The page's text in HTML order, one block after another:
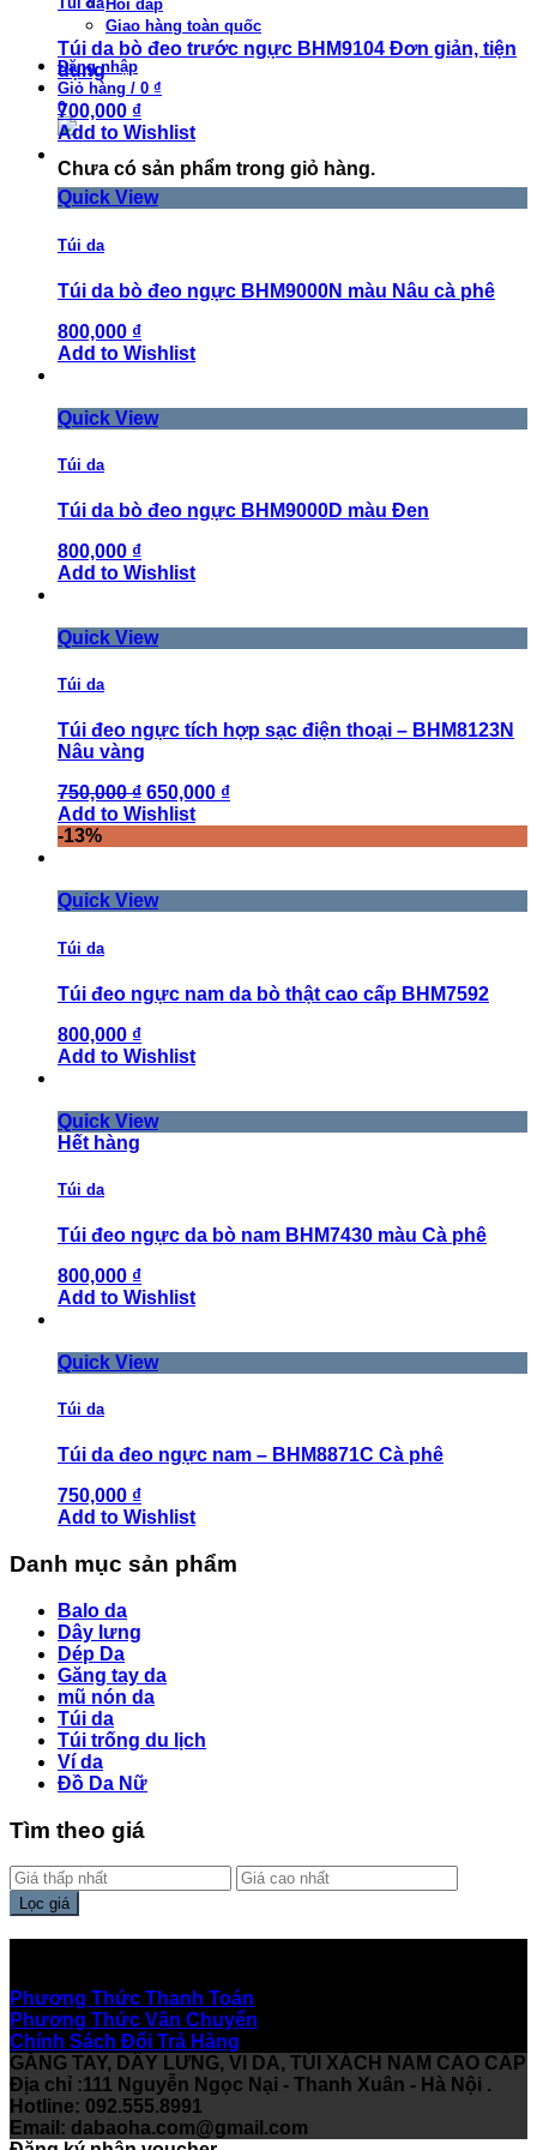
Hỏi đáp
Giao hàng toàn quốc
Đăng nhập
Giỏ hàng / 0 ₫
0
Chưa có sản phẩm trong giỏ hàng.
Túi da bò đeo trước ngực BHM9104 Đơn giản, tiện
dụng
700,000 ₫
Add to Wishlist
Quick View
Túi da
Túi da bò đeo ngực BHM9000N màu Nâu cà phê
800,000 ₫
Add to Wishlist
Quick View
Túi da
Túi da bò đeo ngực BHM9000D màu Đen
800,000 ₫
Add to Wishlist
Quick View
Túi da
Túi đeo ngực tích hợp sạc điện thoại – BHM8123N
Nâu vàng
750,000 ₫ 650,000 ₫
Add to Wishlist
-13%
Quick View
Túi da
Túi đeo ngực nam da bò thật cao cấp BHM7592
800,000 ₫
Add to Wishlist
Quick View
Hết hàng
Túi da
Túi đeo ngực da bò nam BHM7430 màu Cà phê
800,000 ₫
Add to Wishlist
Quick View
Túi da
Túi da đeo ngực nam – BHM8871C Cà phê
750,000 ₫
Add to Wishlist
Danh mục sản phẩm
Balo da
Dây lưng
Dép Da
Găng tay da
mũ nón da
Túi da
Túi trống du lịch
Ví da
Đồ Da Nữ
Tìm theo giá
Lọc giá
Phương Thức Thanh Toán
Phương Thức Vận Chuyển
Chính Sách Đổi Trả Hàng
GĂNG TAY, DÂY LƯNG, VI DA, TÚI XÁCH NAM CAO CẤP
Địa chỉ :111 Nguyễn Ngọc Nại - Thanh Xuân - Hà Nội .
Hotline: 092.555.8991
Email: dabaoha.com@gmail.com